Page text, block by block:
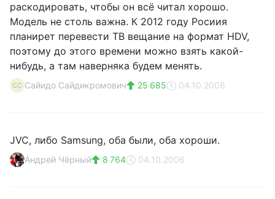
раскодировать, чтобы он всё читал хорошо.
Модель не столь важна. К 2012 году Росиия
планирет перевести ТВ вещание на формат HDV,
поэтому до этого времени можно взять какой-
нибудь, а там наверняка будем менять.
СС Сайидо Сайдикромович 25 685 04.10.2006
JVC, либо Samsung, оба были, оба хороши.
Андрей Чёрный 8 764 04.10.2006